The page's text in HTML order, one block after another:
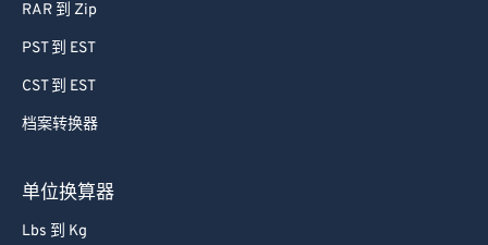
RAR 到 Zip
PST 到 EST
CST 到 EST
档案转换器
单位换算器
Lbs 到 Kg